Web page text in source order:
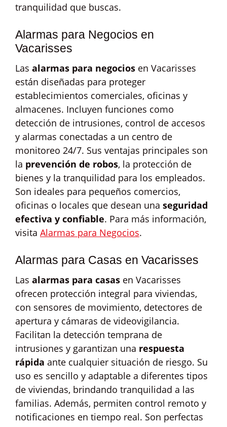
tranquilidad que buscas.
Alarmas para Negocios en
Vacarisses
Las alarmas para negocios en Vacarisses
están diseñadas para proteger
establecimientos comerciales, oficinas y
almacenes. Incluyen funciones como
detección de intrusiones, control de accesos
y alarmas conectadas a un centro de
monitoreo 24/7. Sus ventajas principales son
la prevención de robos, la protección de
bienes y la tranquilidad para los empleados.
Son ideales para pequeños comercios,
oficinas o locales que desean una seguridad
efectiva y confiable. Para más información,
visita Alarmas para Negocios.
Alarmas para Casas en Vacarisses
Las alarmas para casas en Vacarisses
ofrecen protección integral para viviendas,
con sensores de movimiento, detectores de
apertura y cámaras de videovigilancia.
Facilitan la detección temprana de
intrusiones y garantizan una respuesta
rápida ante cualquier situación de riesgo. Su
uso es sencillo y adaptable a diferentes tipos
de viviendas, brindando tranquilidad a las
familias. Además, permiten control remoto y
notificaciones en tiempo real. Son perfectas